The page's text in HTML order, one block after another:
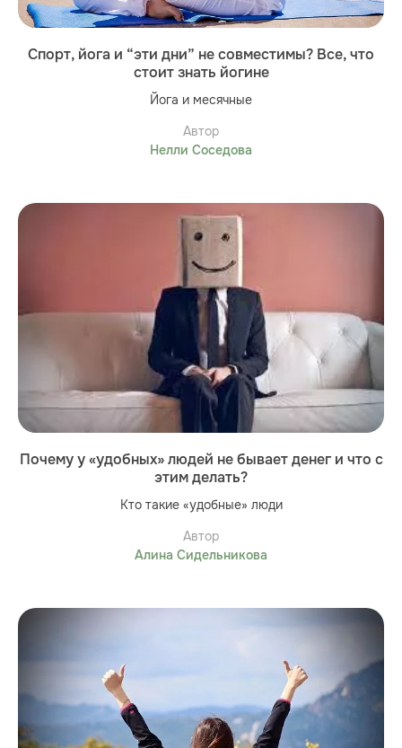
Спорт, йога и “эти дни” не совместимы? Все, что
стоит знать йогине
Йога и месячные
Автор
Нелли Соседова
Почему у «удобных» людей не бывает денег и что с
этим делать?
Кто такие «удобные» люди
Автор
Алина Сидельникова